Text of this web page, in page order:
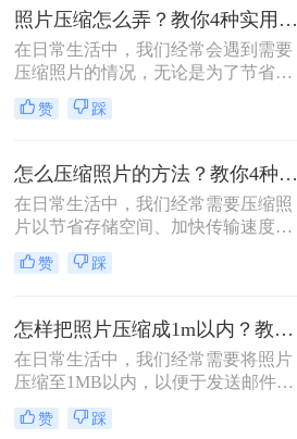
照片压缩怎么弄？教你4种实用方法！
在日常生活中，我们经常会遇到需要
压缩照片的情况，无论是为了节省存
储空间，还是为了加快图片上传和下
载的速度。那么照片压缩怎么弄呢？
法，帮助您轻松应对照片压缩的需
求。
赞 踩
怎么压缩照片的方法？教你4种实用方法!！
在日常生活中，我们经常需要压缩照
片以节省存储空间、加快传输速度或
满足特定平台的要求。那么怎么压缩
照片的方法呢？本文将介绍四种有效
这些需求。
赞 踩
怎样把照片压缩成1m以内？教你四种实用的压缩方法！
在日常生活中，我们经常需要将照片
压缩至1MB以内，以便于发送邮件、
上传到社交媒体或满足特定平台的要
求。那么怎样把照片压缩成1m以内
赞 踩